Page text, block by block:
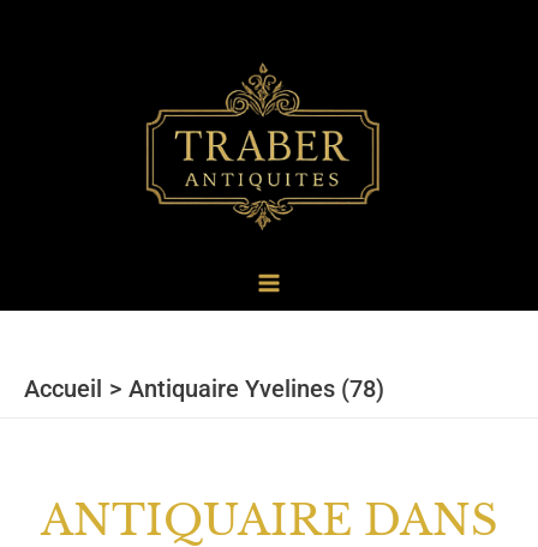
Accueil Antiquaire Yvelines (78)
ANTIQUAIRE DANS